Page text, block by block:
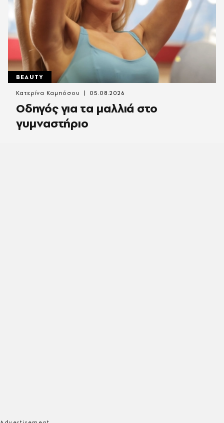
BEAUTY
Οδηγός για τα μαλλιά στο
γυμναστήριο
Κατερίνα Καμπόσου 05.08.2026